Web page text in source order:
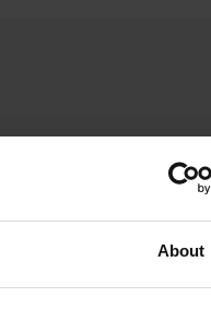
About